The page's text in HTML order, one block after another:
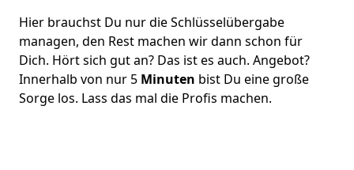
Hier brauchst Du nur die Schlüsselübergabe
managen, den Rest machen wir dann schon für
Dich. Hört sich gut an? Das ist es auch. Angebot?
Innerhalb von nur 5 Minuten bist Du eine große
Sorge los. Lass das mal die Profis machen.